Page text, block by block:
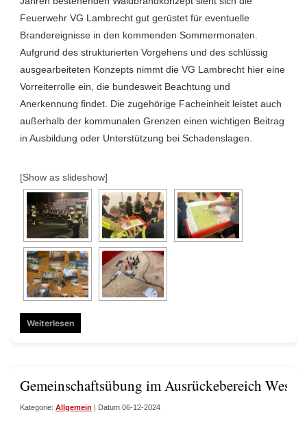
Feuerwehr VG Lambrecht gut gerüstet für eventuelle
Brandereignisse in den kommenden Sommermonaten.
Aufgrund des strukturierten Vorgehens und des schlüssig
ausgearbeiteten Konzepts nimmt die VG Lambrecht hier eine
Vorreiterrolle ein, die bundesweit Beachtung und
Anerkennung findet. Die zugehörige Facheinheit leistet auch
außerhalb der kommunalen Grenzen einen wichtigen Beitrag
in Ausbildung oder Unterstützung bei Schadenslagen.
[Show as slideshow]
Weiterlesen
Gemeinschaftsübung im Ausrückebereich West
Kategorie: Allgemein | Datum 06-12-2024